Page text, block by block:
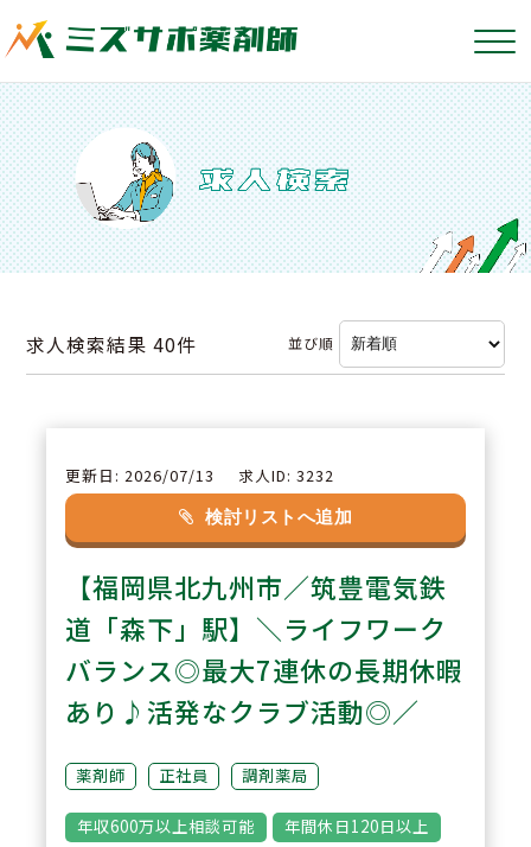
求人検索結果40件 並び順
更新日: 2026/07/13 求人ID: 3232
検討リストへ追加
【福岡県北九州市／筑豊電気鉄
道「森下」駅】＼ライフワーク
バランス◎最大7連休の長期休暇
あり♪活発なクラブ活動◎／
薬剤師 正社員 調剤薬局
年収600万以上相談可能
年間休日120日以上